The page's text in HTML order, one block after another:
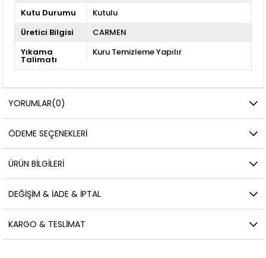
Kutu Durumu
Kutulu
Üretici Bilgisi
CARMEN
Yıkama
Talimatı
Kuru Temizleme Yapılır
YORUMLAR(0)
ÖDEME SEÇENEKLERI
ÜRÜN BILGILERI
DEĞIŞIM & İADE & İPTAL
KARGO & TESLIMAT